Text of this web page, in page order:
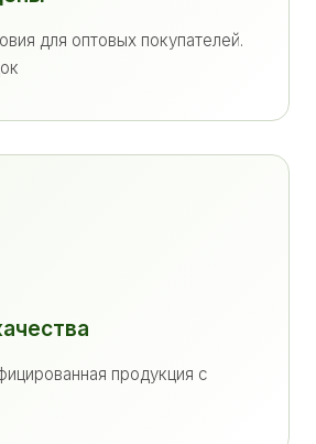
для оптовых покупателей.
продукция с